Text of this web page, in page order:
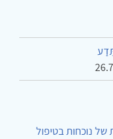
נוכחות בטיפול